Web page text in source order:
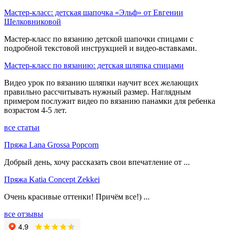
Мастер-класс: детская шапочка «Эльф» от Евгении
Шелковниковой
Мастер-класс по вязанию детской шапочки спицами с
подробной текстовой инструкцией и видео-вставками.
Мастер-класс по вязанию: детская шляпка спицами
Видео урок по вязанию шляпки научит всех желающих
правильно рассчитывать нужный размер. Наглядным
примером послужит видео по вязанию панамки для ребенка
возрастом 4-5 лет.
все статьи
Пряжа Lana Grossa Popcorn
Добрый день, хочу рассказать свои впечатление от ...
Пряжа Katia Concept Zekkei
Очень красивые оттенки! Причём все!) ...
все отзывы